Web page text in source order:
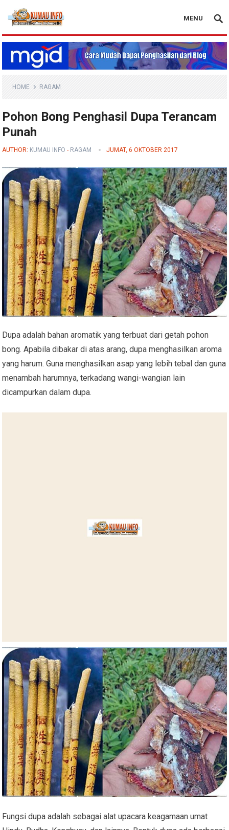
Blog Kumau Info
MENU
HOME RAGAM
Pohon Bong Penghasil Dupa Terancam
Punah
AUTHOR: KUMAU INFO - RAGAM JUMAT, 6 OKTOBER 2017
Dupa adalah bahan aromatik yang terbuat dari getah pohon
bong. Apabila dibakar di atas arang, dupa menghasilkan aroma
yang harum. Guna menghasilkan asap yang lebih tebal dan guna
menambah harumnya, terkadang wangi-wangian lain
dicampurkan dalam dupa.
Fungsi dupa adalah sebagai alat upacara keagamaan umat